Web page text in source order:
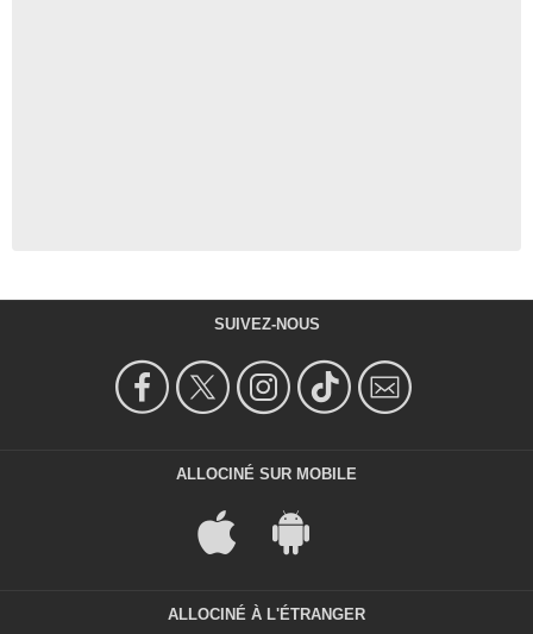
SUIVEZ-NOUS
ALLOCINÉ SUR MOBILE
ALLOCINÉ À L'ÉTRANGER